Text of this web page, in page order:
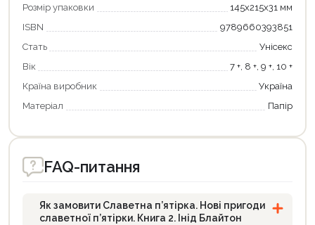
Розмір упаковки
145х215х31 мм
ISBN
9789660393851
Стать
Унісекс
Вік
7 +, 8 +, 9 +, 10 +
Країна виробник
Україна
Матеріал
Папір
FAQ-питання
Як замовити Славетна п’ятірка. Нові пригоди
славетної п’ятірки. Книга 2. Інід Блайтон